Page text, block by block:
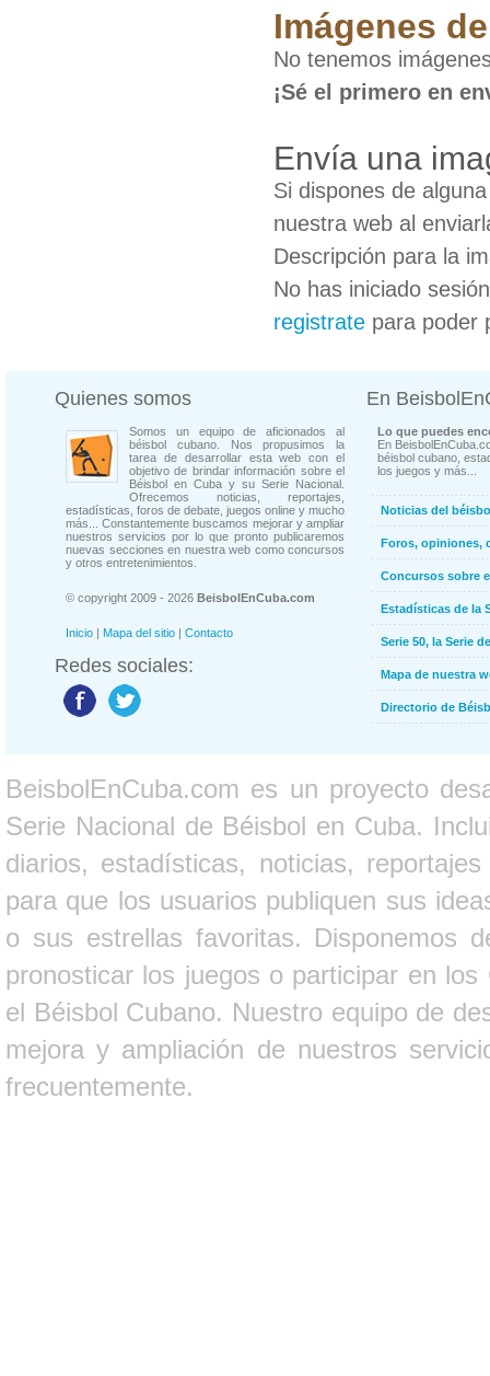
Imágenes
No tenemos
¡Sé el primero en
Envía una
Si dispones de
nuestra web al
Descripción para la
No has iniciado
registrate para poder
Quienes somos
Somos un equipo de aficionados al
béisbol cubano. Nos propusimos la
tarea de desarrollar esta web con el
objetivo de brindar información sobre el
Béisbol en Cuba y su Serie Nacional.
Ofrecemos noticias, reportajes,
estadísticas, foros de debate, juegos online y mucho
más... Constantemente buscamos mejorar y ampliar
nuestros servicios por lo que pronto publicaremos
nuevas secciones en nuestra web como concursos
y otros entretenimientos.
© copyright 2009 - 2026 BeisbolEnCuba.com
Inicio | Mapa del sitio | Contacto
Redes sociales:
En
Lo que puedes
En
béisbol cubano,
los juegos y más...
Noticias del
Foros, opiniones,
Concursos sobre
Estadísticas de la
Serie 50, la Serie
Mapa de nuestra
Directorio de
BeisbolEnCuba.com es un proyecto
Serie Nacional de Béisbol en Cuba.
diarios, estadísticas, noticias,
para que los usuarios publiquen sus
o sus estrellas favoritas. Disponemos
pronosticar los juegos o participar en
el Béisbol Cubano. Nuestro equipo de
mejora y ampliación de nuestros
frecuentemente.